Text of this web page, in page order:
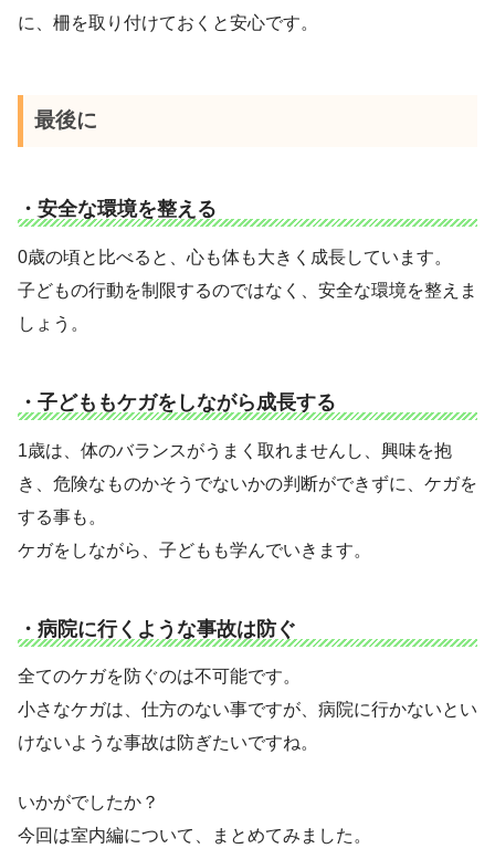
に、柵を取り付けておくと安心です。
最後に
・安全な環境を整える
0歳の頃と比べると、心も体も大きく成長しています。
子どもの行動を制限するのではなく、安全な環境を整えま
しょう。
・子どももケガをしながら成長する
1歳は、体のバランスがうまく取れませんし、興味を抱
き、危険なものかそうでないかの判断ができずに、ケガを
する事も。
ケガをしながら、子どもも学んでいきます。
・病院に行くような事故は防ぐ
全てのケガを防ぐのは不可能です。
小さなケガは、仕方のない事ですが、病院に行かないとい
けないような事故は防ぎたいですね。
いかがでしたか？
今回は室内編について、まとめてみました。